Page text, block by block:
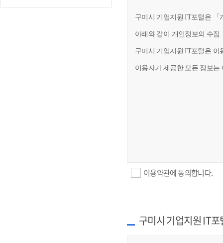
구미시 기업지원 IT포털은 「
아래와 같이 개인정보의 수집
구미시 기업지원 IT포털은 이
이용자가 제공한 모든 정보
이용약관에 동의합니다.
구미시 기업지원 IT